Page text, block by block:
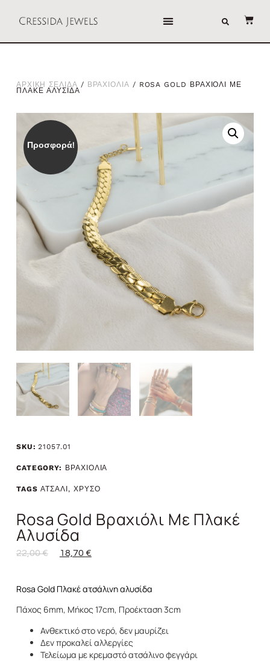
ΑΡΧΙΚΗ ΣΕΛΙΔΑ / ΒΡΑΧΙΟΛΙΑ / ROSA GOLD ΒΡΑΧΙΟΛΙ ΜΕ
ΠΛΑΚΕ ΑΛΥΣΙΔΑ
Προσφορά!
SKU:21057.01
CATEGORY: ΒΡΑΧΙΟΛΙΑ
TAGS ΑΤΣΑΛΙ, ΧΡΥΣΟ
Rosa Gold Βραχιόλι Με Πλακέ
Αλυσίδα
22,00€ 18,70 €
Rosa Gold Πλακέ ατσάλινη αλυσίδα
Πάχος 6mm, Μήκος 17cm, Προέκταση 3cm
Ανθεκτικό στο νερό, δεν μαυρίζει
Δεν προκαλεί αλλεργίες
Τελείωμα με κρεμαστό ατσάλινο φεγγάρι